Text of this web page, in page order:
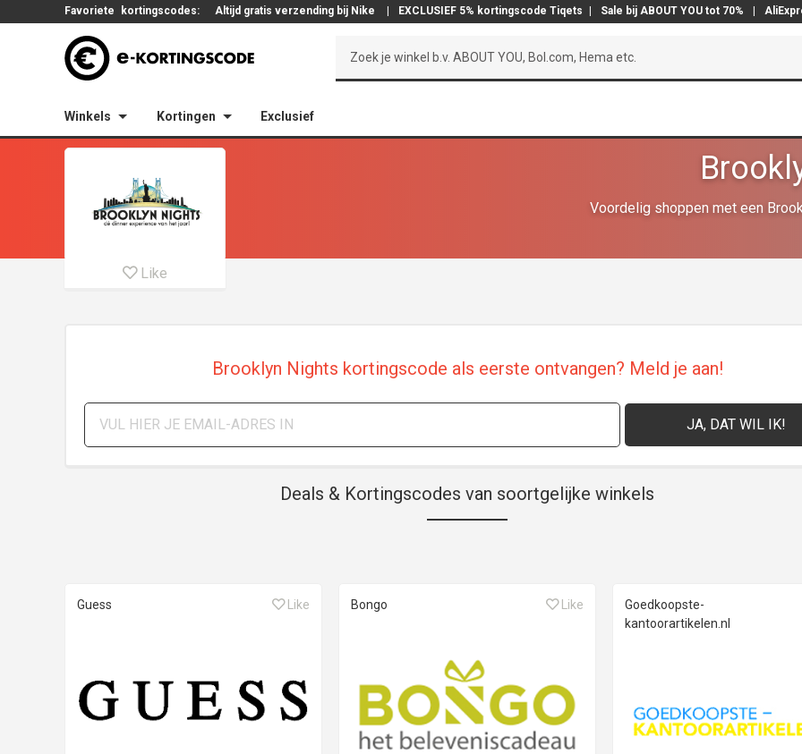
Favoriete kortingscodes: Altijd gratis verzending bij Nike EXCLUSIEF 5% kortingscode Tiqets Sale bij ABOUT YOU tot 70%
Winkels Kortingen Exclusief
Voordelig shoppen met een
Like
Brooklyn Nights kortingscode als eerste ontvangen? Meld je aan!
Deals & Kortingscodes van soortgelijke winkels
Guess Like Bongo Like
Goedkoopste-
kantoorartikelen.nl